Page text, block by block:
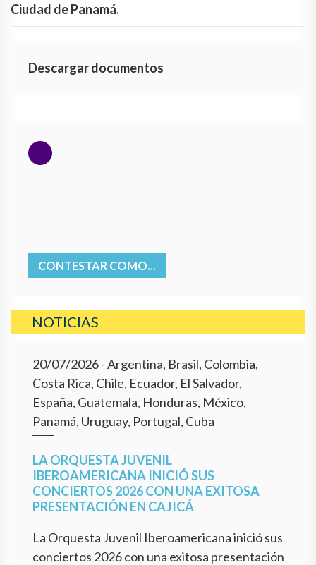
Ciudad de Panamá.
Descargar documentos
CONTESTAR COMO...
NOTICIAS
20/07/2026- Argentina, Brasil, Colombia,
Costa Rica, Chile, Ecuador, El Salvador,
España, Guatemala, Honduras, México,
Panamá, Uruguay, Portugal, Cuba
LA ORQUESTA JUVENIL
IBEROAMERICANA INICIÓ SUS
CONCIERTOS 2026 CON UNA EXITOSA
PRESENTACIÓN EN CAJICÁ
La Orquesta Juvenil Iberoamericana inició sus
conciertos 2026 con una exitosa presentación